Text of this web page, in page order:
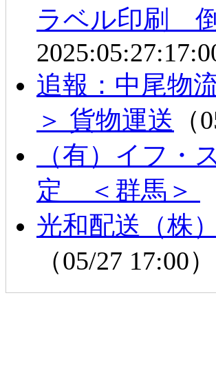
ラベル印刷
追報：中尾物
＞ 貨物運送
（有）イフ・
定 ＜群馬＞
光和配送（株
（05/27 17:00）